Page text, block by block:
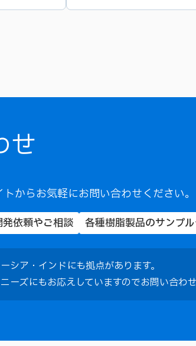
せ
からお気軽にお問い合わせください。
依頼やご相談 各種樹脂製品のサンプ
シア・インドにも拠点があります。
ーズにもお応えしていますのでお問い合わせ